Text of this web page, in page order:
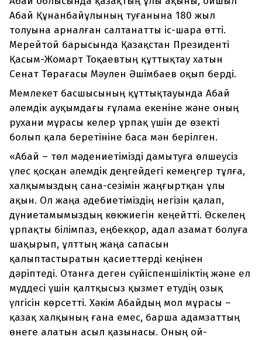
Абай Құнанбайұлының туғанына 180 жыл
толуына арналған салтанатты іс-шара өтті.
Мерейтой барысында Қазақстан Президенті
Қасым-Жомарт Тоқаевтың құттықтау хатын
Сенат Төрағасы Мәулен Әшімбаев оқып берді.
Мемлекет басшысының құттықтауында Абай
әлемдік ауқымдағы ғұлама екеніне және оның
рухани мұрасы келер ұрпақ үшін де өзекті
болып қала беретініне баса мән берілген.
«Абай – төл мәдениетімізді дамытуға өлшеусіз
үлес қосқан әлемдік деңгейдегі кемеңгер тұлға,
халқымыздың сана-сезімін жаңғыртқан ұлы
ақын. Ол жаңа әдебиетіміздің негізін қалап,
дүниетамымыздың көкжиегін кеңейтті. Өскелең
ұрпақты білімпаз, еңбекқор, адал азамат болуға
шақырып, ұлттың жаңа сапасын
қалыптастыратын қасиеттерді кеңінен
дәріптеді. Отанға деген сүйіспеншіліктің және ел
мүддесі үшін қалтқысыз қызмет етудің озық
үлгісін көрсетті. Хәкім Абайдың мол мұрасы –
қазақ халқының ғана емес, барша адамзаттың
өнеге алатын асыл қазынасы. Оның ой-